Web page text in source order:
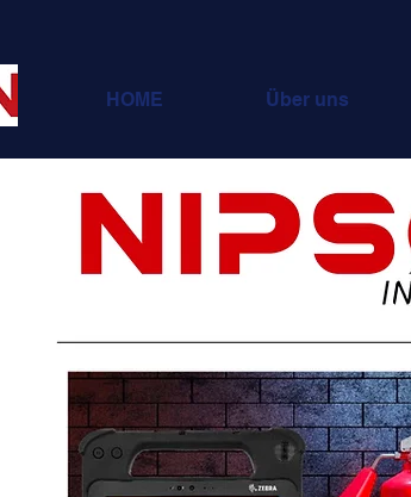
HOME Über uns